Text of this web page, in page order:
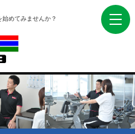
始めてみませんか？